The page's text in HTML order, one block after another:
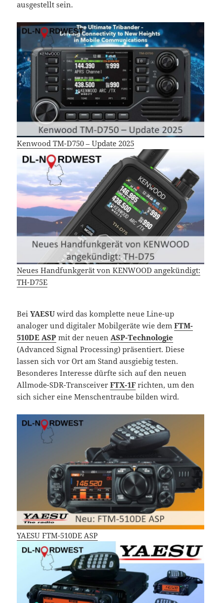
ausgestellt sein.
Kenwood TM-D750 – Update 2025
Neues Handfunkgerät von KENWOOD angekündigt:
TH-D75E
BeiYAESU wird das komplette neue Line-up
analoger und digitaler Mobilgeräte wie demFTM-
510DE ASP mit der neuen ASP-Technologie
(Advanced Signal Processing) präsentiert. Diese
lassen sich vor Ort am Stand ausgiebig testen.
Besonderes Interesse dürfte sich auf den neuen
Allmode-SDR-TransceiverFTX-1F richten, um den
sich sicher eine Menschentraube bilden wird.
YAESU FTM-510DE ASP